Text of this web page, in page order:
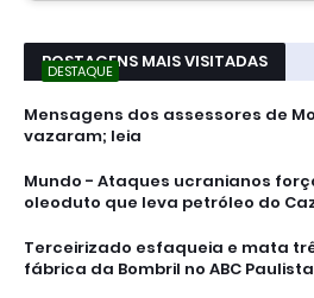
POSTAGENS MAIS VISITADAS
DESTAQUE
Mensagens dos assessores de
vazaram; leia
Mundo - Ataques ucranianos
oleoduto que leva petróleo do
Terceirizado esfaqueia e mata
fábrica da Bombril no ABC Paulista